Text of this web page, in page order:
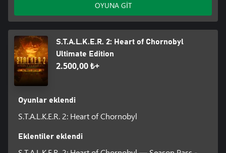
OYUNA GİT
S.T.A.L.K.E.R. 2: Heart of Chornobyl
Ultimate Edition
2.500,00 ₺+
Oyunlar eklendi
S.T.A.L.K.E.R. 2: Heart of Chornobyl
Eklentiler eklendi